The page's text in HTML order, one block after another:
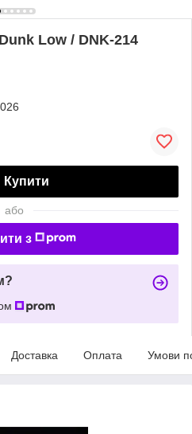
Low / DNK-214
Купити
або
з
Доставка Оплата Умови